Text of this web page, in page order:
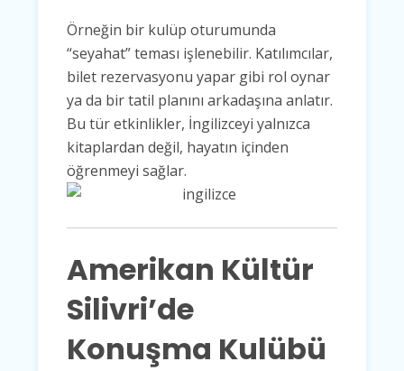
Örneğin bir kulüp oturumunda
“seyahat” teması işlenebilir. Katılımcılar,
bilet rezervasyonu yapar gibi rol oynar
ya da bir tatil planını arkadaşına anlatır.
Bu tür etkinlikler, İngilizceyi yalnızca
kitaplardan değil, hayatın içinden
öğrenmeyi sağlar.
Amerikan Kültür
Silivri’de
Konuşma Kulübü